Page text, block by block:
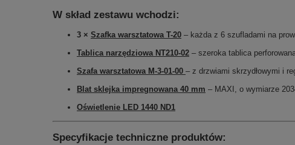
W skład zestawu wchodzi:
3 × Szafka warsztatowa T-20 – każda z 6 szufladami na
Tablica narzędziowa NT210-02 – szeroka tablica
Szafa warsztatowa M-3-01-00 – z drzwiami skrzydłowymi i
Blat sklejka impregnowana 40 mm – MAXI, o wymiarze
Oświetlenie LED 1440 ND1
Specyfikacje techniczne produktów: